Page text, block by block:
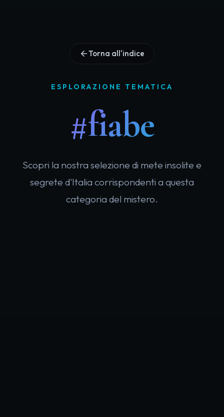
Torna all'indice
ESPLORAZIONE TEMATICA
#fiabe
Scopri la nostra selezione di mete insolite e
segrete d'Italia corrispondenti a questa
categoria del mistero.